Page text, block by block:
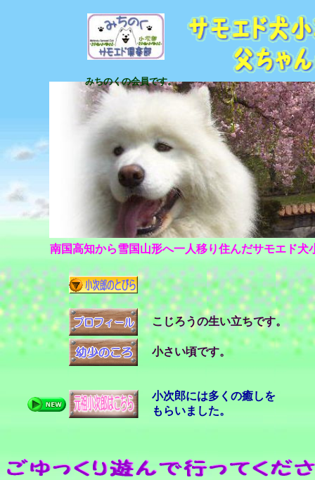
南国高知から雪国山形へ一人移り住んだサモエド犬
みちのくの会員です。
こじろうの生い立ちです。
小さい頃です。
小次郎には多くの癒しを
もらいました。